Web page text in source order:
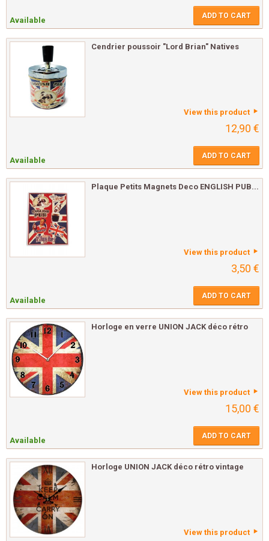
Available ADD TO CART
Cendrier poussoir "Lord Brian" Natives
View this product
12,90 €
Available ADD TO CART
Plaque Petits Magnets Deco ENGLISH PUB...
View this product
3,50 €
Available ADD TO CART
Horloge en verre UNION JACK déco rétro
View this product
15,00 €
Available ADD TO CART
Horloge UNION JACK déco rétro vintage
View this product